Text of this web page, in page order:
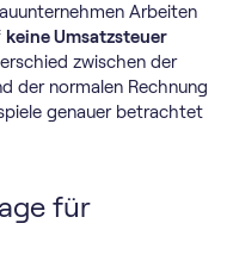
Arbeiten
keine Umsatzsteuer
zwischen der
der normalen Rechnung
genauer betrachtet
für